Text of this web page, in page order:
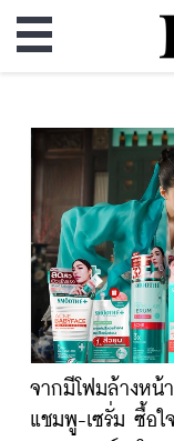
จากมีโฟมล้างหน้
แชมพู-เซรั่ม ซื้อ